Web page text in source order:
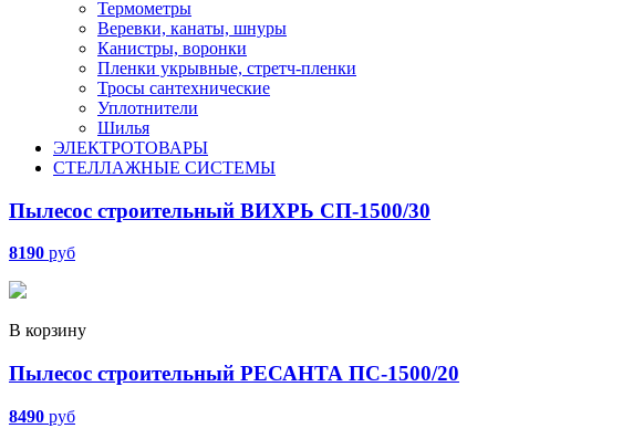
Термометры
Веревки, канаты, шнуры
Канистры, воронки
Пленки укрывные, стретч-пленки
Тросы сантехнические
Уплотнители
Шилья
ЭЛЕКТРОТОВАРЫ
СТЕЛЛАЖНЫЕ СИСТЕМЫ
Пылесос строительный ВИХРЬ СП-1500/30
8190 руб
В корзину
Пылесос строительный РЕСАНТА ПС-1500/20
8490 руб